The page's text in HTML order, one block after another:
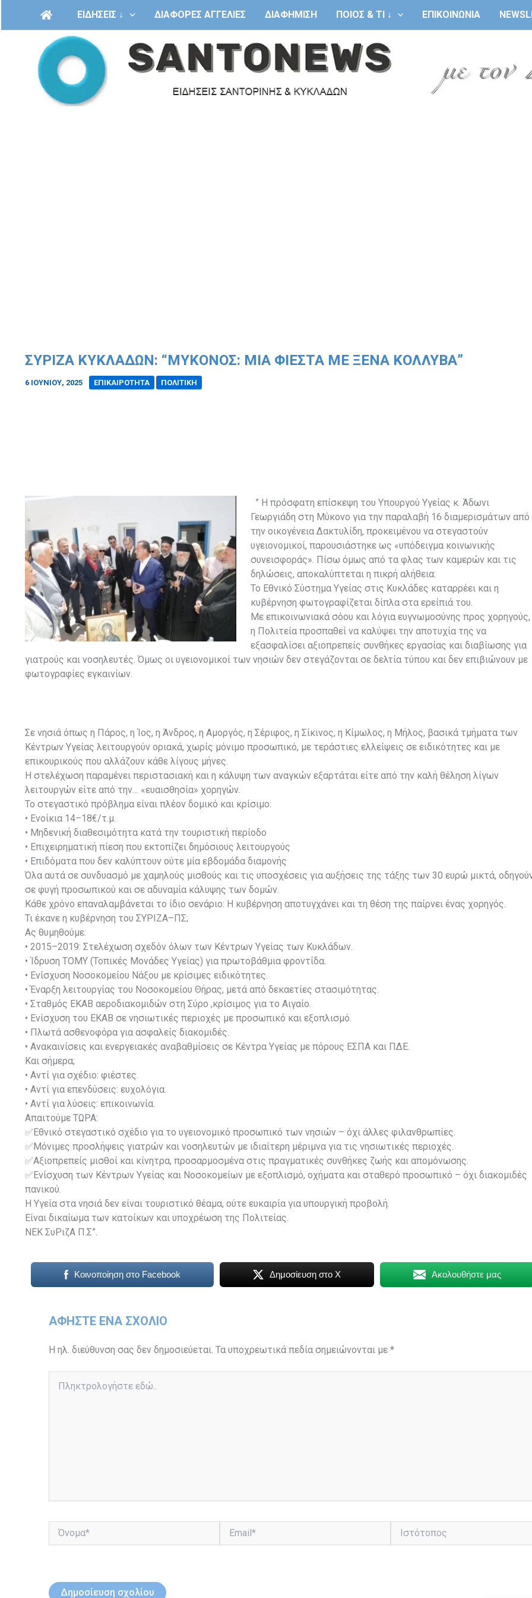
ΕΙΔΗΣΕΙΣ ↓ ΔΙΑΦΟΡΕΣ ΑΓΓΕΛΙΕΣ ΔΙΑΦΗΜΙΣΗ ΠΟΙΟΣ & ΤΙ ↓ ΕΠΙΚΟΙΝΩΝΙΑ
ΣΥΡΙΖΑ ΚΥΚΛΆΔΩΝ: “ΜΎΚΟΝΟΣ: ΜΙΑ ΦΙΈΣΤΑ ΜΕ ΞΈΝΑ ΚΌΛΛΥΒΑ”
6 ΙΟΥΝΊΟΥ, 2025 ΕΠΙΚΑΙΡΟΤΗΤΑ ΠΟΛΙΤΙΚΗ
” Η πρόσφατη επίσκεψη του Υπουργού Υγείας κ. Άδωνι
Γεωργιάδη στη Μύκονο για την παραλαβή 16 διαμερισμάτων από
την οικογένεια Δακτυλίδη, προκειμένου να στεγαστούν
υγειονομικοί, παρουσιάστηκε ως «υπόδειγμα κοινωνικής
συνεισφοράς». Πίσω όμως από τα φλας των καμερών και τις
δηλώσεις, αποκαλύπτεται η πικρή αλήθεια:
Το Εθνικό Σύστημα Υγείας στις Κυκλάδες καταρρέει και η
κυβέρνηση φωτογραφίζεται δίπλα στα ερείπιά του.
Με επικοινωνιακά σόου και λόγια ευγνωμοσύνης προς χορηγούς,
η Πολιτεία προσπαθεί να καλύψει την αποτυχία της να
εξασφαλίσει αξιοπρεπείς συνθήκες εργασίας και διαβίωσης για
γιατρούς και νοσηλευτές. Όμως οι υγειονομικοί των νησιών δεν στεγάζονται σε δελτία τύπου και δεν επιβιώνουν με
φωτογραφίες εγκαινίων.
Σε νησιά όπως η Πάρος, η Ίος, η Άνδρος, η Αμοργός, η Σέριφος, η Σίκινος, η Κίμωλος, η Μήλος, βασικά τμήματα των
Κέντρων Υγείας λειτουργούν οριακά, χωρίς μόνιμο προσωπικό, με τεράστιες ελλείψεις σε ειδικότητες και με
επικουρικούς που αλλάζουν κάθε λίγους μήνες.
Η στελέχωση παραμένει περιστασιακή και η κάλυψη των αναγκών εξαρτάται είτε από την καλή θέληση λίγων
λειτουργών είτε από την… «ευαισθησία» χορηγών.
Το στεγαστικό πρόβλημα είναι πλέον δομικό και κρίσιμο:
• Ενοίκια 14–18€/τ.μ.
• Μηδενική διαθεσιμότητα κατά την τουριστική περίοδο
• Επιχειρηματική πίεση που εκτοπίζει δημόσιους λειτουργούς
• Επιδόματα που δεν καλύπτουν ούτε μία εβδομάδα διαμονής
Όλα αυτά σε συνδυασμό με χαμηλούς μισθούς και τις υποσχέσεις για αυξήσεις της τάξης των 30 ευρώ μικτά,
σε φυγή προσωπικού και σε αδυναμία κάλυψης των δομών.
Κάθε χρόνο επαναλαμβάνεται το ίδιο σενάριο: Η κυβέρνηση αποτυγχάνει και τη θέση της παίρνει ένας χορηγός.
Τι έκανε η κυβέρνηση του ΣΥΡΙΖΑ–ΠΣ;
Ας θυμηθούμε:
• 2015–2019: Στελέχωση σχεδόν όλων των Κέντρων Υγείας των Κυκλάδων.
• Ίδρυση ΤΟΜΥ (Τοπικές Μονάδες Υγείας) για πρωτοβάθμια φροντίδα.
• Ενίσχυση Νοσοκομείου Νάξου με κρίσιμες ειδικότητες.
• Έναρξη λειτουργίας του Νοσοκομείου Θήρας, μετά από δεκαετίες στασιμότητας.
• Σταθμός ΕΚΑΒ αεροδιακομιδών στη Σύρο ,κρίσιμος για το Αιγαίο.
• Ενίσχυση του ΕΚΑΒ σε νησιωτικές περιοχές με προσωπικό και εξοπλισμό.
• Πλωτά ασθενοφόρα για ασφαλείς διακομιδές.
• Ανακαινίσεις και ενεργειακές αναβαθμίσεις σε Κέντρα Υγείας με πόρους ΕΣΠΑ και ΠΔΕ.
Και σήμερα;
• Αντί για σχέδιο: φιέστες.
• Αντί για επενδύσεις: ευχολόγια.
• Αντί για λύσεις: επικοινωνία.
Απαιτούμε ΤΩΡΑ:
✅Εθνικό στεγαστικό σχέδιο για το υγειονομικό προσωπικό των νησιών – όχι άλλες φιλανθρωπίες.
✅Μόνιμες προσλήψεις γιατρών και νοσηλευτών με ιδιαίτερη μέριμνα για τις νησιωτικές περιοχές.
✅Αξιοπρεπείς μισθοί και κίνητρα, προσαρμοσμένα στις πραγματικές συνθήκες ζωής και απομόνωσης.
✅Ενίσχυση των Κέντρων Υγείας και Νοσοκομείων με εξοπλισμό, οχήματα και σταθερό προσωπικό – όχι διακομιδές
πανικού.
Η Υγεία στα νησιά δεν είναι τουριστικό θέαμα, ούτε ευκαιρία για υπουργική προβολή.
Είναι δικαίωμα των κατοίκων και υποχρέωση της Πολιτείας.
ΝΕΚ ΣυΡιζΑ Π.Σ”.
Κοινοποίηση στο Facebook Δημοσίευση στο X Ακολουθήστε μας
ΑΦΉΣΤΕ ΈΝΑ ΣΧΌΛΙΟ
Η ηλ. διεύθυνση σας δεν δημοσιεύεται. Τα υποχρεωτικά πεδία σημειώνονται με *
εδώ..
Όνομα* Ιστότοπος